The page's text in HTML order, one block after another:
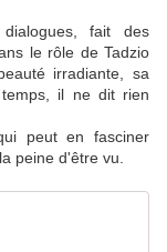
fait des
le rôle de Tadzio
irradiante, sa
il ne dit rien
peut en fasciner
peine d'être vu.